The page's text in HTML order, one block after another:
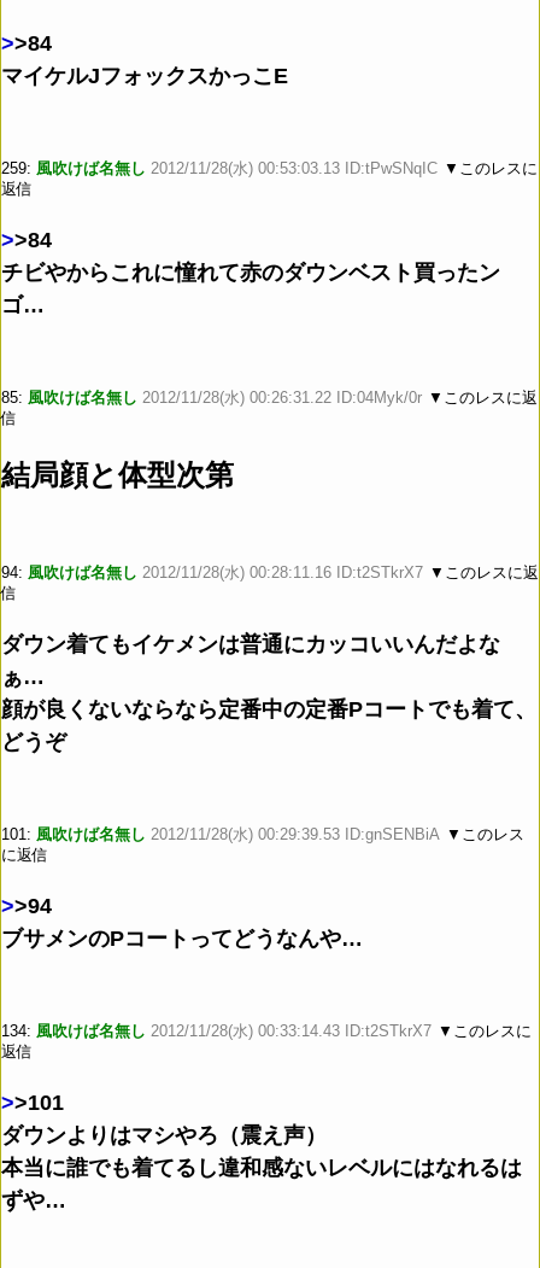
>>84
マイケルJフォックスかっこE
259: 風吹けば名無し 2012/11/28(水) 00:53:03.13 ID:tPwSNqIC ▼このレスに
返信
>>84
チビやからこれに憧れて赤のダウンベスト買ったン
ゴ…
85: 風吹けば名無し 2012/11/28(水) 00:26:31.22 ID:04Myk/0r ▼このレスに返
信
結局顔と体型次第
94: 風吹けば名無し 2012/11/28(水) 00:28:11.16 ID:t2STkrX7 ▼このレスに返
信
ダウン着てもイケメンは普通にカッコいいんだよな
ぁ…
顔が良くないならなら定番中の定番Pコートでも着て、
どうぞ
101: 風吹けば名無し 2012/11/28(水) 00:29:39.53 ID:gnSENBiA ▼このレス
に返信
>>94
ブサメンのPコートってどうなんや…
134: 風吹けば名無し 2012/11/28(水) 00:33:14.43 ID:t2STkrX7 ▼このレスに
返信
>>101
ダウンよりはマシやろ（震え声）
本当に誰でも着てるし違和感ないレベルにはなれるは
ずや…